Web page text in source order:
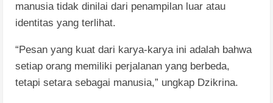
manusia tidak dinilai dari penampilan luar atau
identitas yang terlihat.
“Pesan yang kuat dari karya-karya ini adalah bahwa
setiap orang memiliki perjalanan yang berbeda,
tetapi setara sebagai manusia,” ungkap Dzikrina.